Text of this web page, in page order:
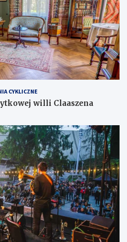
CYKLICZNE
willi Claaszena